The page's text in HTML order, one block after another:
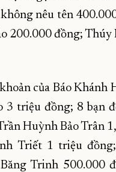
nêu tên
200.000 đồng; Thúy
của Báo
3 triệu đồng; 8 bạn
Huỳnh Bảo Trân
Triết 1 triệu
Trinh 500.000